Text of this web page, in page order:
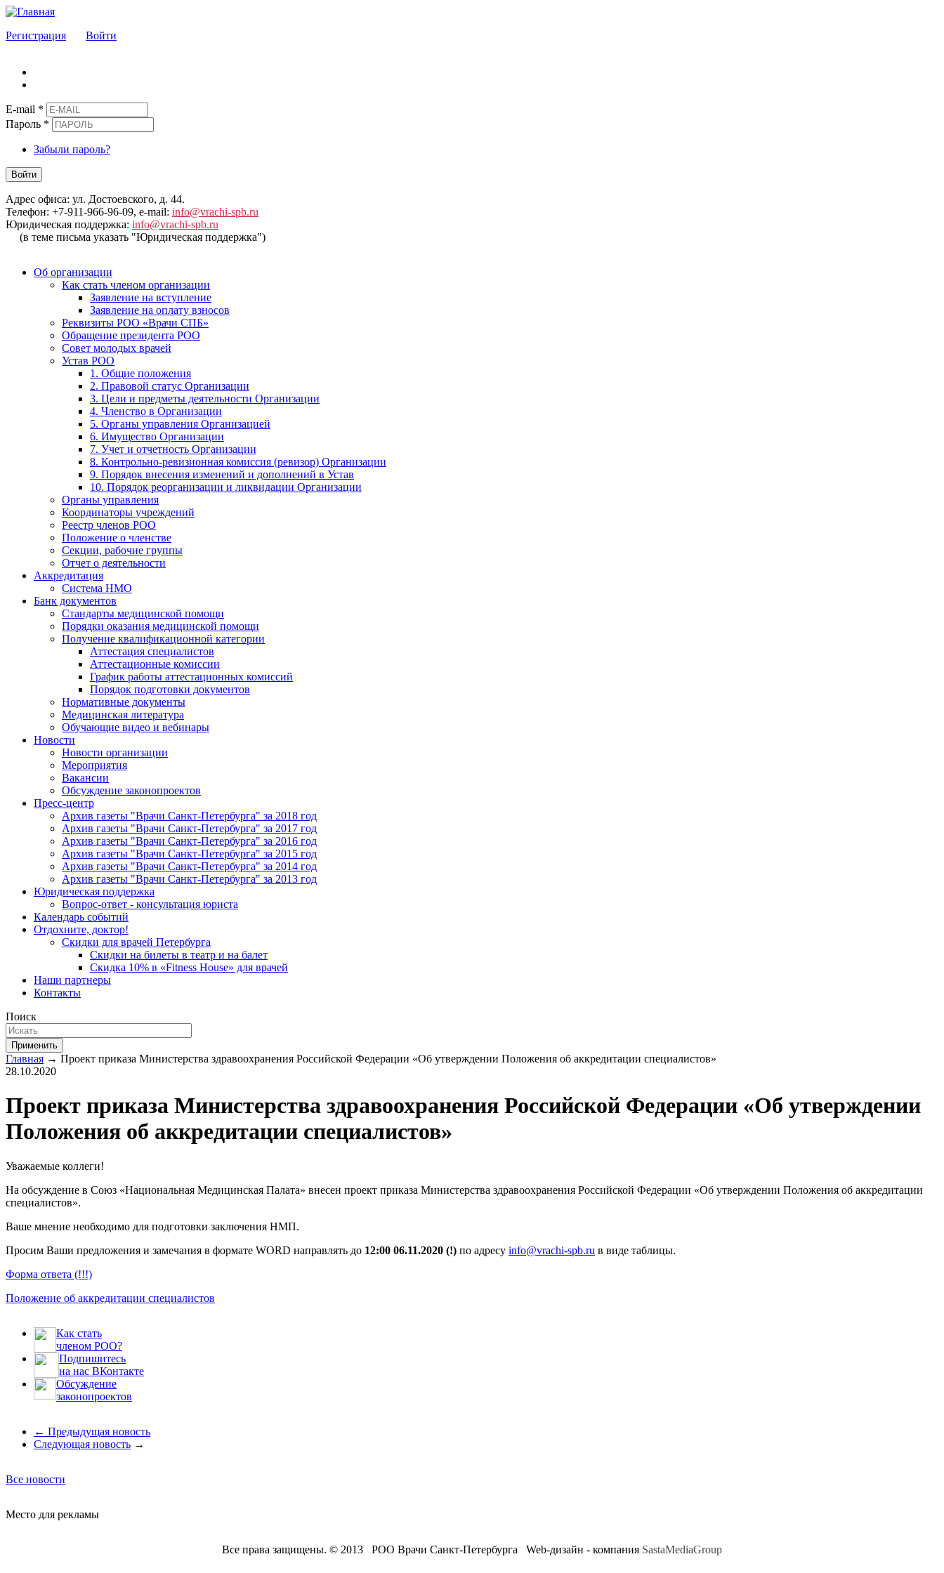
Регистрация Войти
E-mail *
Пароль *
Забыли пароль?
Войти
Адрес офиса: ул. Достоевского, д. 44.
Телефон: +7-911-966-96-09, e-mail: info@vrachi-spb.ru
Юридическая поддержка: info@vrachi-spb.ru
(в теме письма указать "Юридическая поддержка")
Об организации
Как стать членом организации
Заявление на вступление
Заявление на оплату взносов
Реквизиты РОО «Врачи СПБ»
Обращение президента РОО
Совет молодых врачей
Устав РОО
1. Общие положения
2. Правовой статус Организации
3. Цели и предметы деятельности Организации
4. Членство в Организации
5. Органы управления Организацией
6. Имущество Организации
7. Учет и отчетность Организации
8. Контрольно-ревизионная комиссия (ревизор) Организации
9. Порядок внесения изменений и дополнений в Устав
10. Порядок реорганизации и ликвидации Организации
Органы управления
Координаторы учреждений
Реестр членов РОО
Положение о членстве
Секции, рабочие группы
Отчет о деятельности
Аккредитация
Система НМО
Банк документов
Стандарты медицинской помощи
Порядки оказания медицинской помощи
Получение квалификационной категории
Аттестация специалистов
Аттестационные комиссии
График работы аттестационных комиссий
Порядок подготовки документов
Нормативные документы
Медицинская литература
Обучающие видео и вебинары
Новости
Новости организации
Мероприятия
Вакансии
Обсуждение законопроектов
Пресс-центр
Архив газеты "Врачи Санкт-Петербурга" за 2018 год
Архив газеты "Врачи Санкт-Петербурга" за 2017 год
Архив газеты "Врачи Санкт-Петербурга" за 2016 год
Архив газеты "Врачи Санкт-Петербурга" за 2015 год
Архив газеты "Врачи Санкт-Петербурга" за 2014 год
Архив газеты "Врачи Санкт-Петербурга" за 2013 год
Юридическая поддержка
Вопрос-ответ - консультация юриста
Календарь событий
Отдохните, доктор!
Скидки для врачей Петербурга
Скидки на билеты в театр и на балет
Скидка 10% в «Fitness House» для врачей
Наши партнеры
Контакты
Поиск
Применить
Главная → Проект приказа Министерства здравоохранения Российской Федерации «Об утверждении Положения об аккредитации специалистов»
28.10.2020
Проект приказа Министерства здравоохранения Российской Федерации «Об утверждении
Положения об аккредитации специалистов»
Уважаемые коллеги!
На обсуждение в Союз «Национальная Медицинская Палата» внесен проект приказа Министерства здравоохранения Российской Федерации «Об утверждении Положения об аккредитации
специалистов».
Ваше мнение необходимо для подготовки заключения НМП.
Просим Ваши предложения и замечания в формате WORD направлять до 12:00 06.11.2020 (!) по адресу info@vrachi-spb.ru в виде таблицы.
Форма ответа (!!!)
Положение об аккредитации специалистов
Как стать
членом РОО?
Подпишитесь
на нас ВКонтакте
Обсуждение
законопроектов
← Предыдущая новость
Следующая новость →
Все новости
Место для рекламы
Все права защищены. © 2013 РОО Врачи Санкт-Петербурга Web-дизайн - компания SastaMediaGroup